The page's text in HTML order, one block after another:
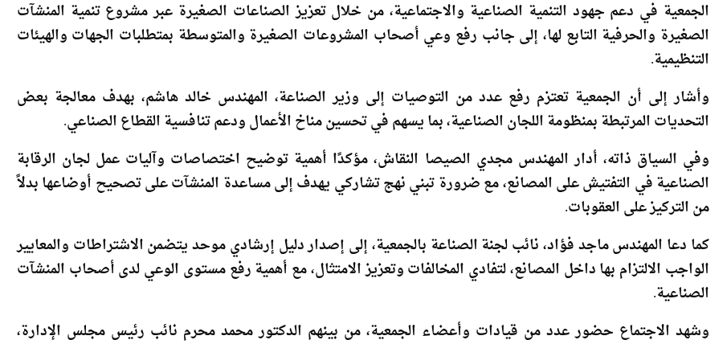
من جانبه، رحّب محمد هنو، رئيس مجلس إدارة جمعية رجال أعمال إسكندرية، بممثلي هيئة الرقابة الصناعية، مؤكدًا دور
الجمعية في دعم جهود التنمية الصناعية والاجتماعية، من خلال تعزيز الصناعات الصغيرة عبر مشروع تنمية المنشآت
الصغيرة والحرفية التابع لها، إلى جانب رفع وعي أصحاب المشروعات الصغيرة والمتوسطة بمتطلبات الجهات والهيئات
التنظيمية.
وأشار إلى أن الجمعية تعتزم رفع عدد من التوصيات إلى وزير الصناعة، المهندس خالد هاشم، بهدف معالجة بعض
التحديات المرتبطة بمنظومة اللجان الصناعية، بما يسهم في تحسين مناخ الأعمال ودعم تنافسية القطاع الصناعي.
وفي السياق ذاته، أدار المهندس مجدي الصيصا النقاش، مؤكدًا أهمية توضيح اختصاصات وآليات عمل لجان الرقابة
الصناعية في التفتيش على المصانع، مع ضرورة تبني نهج تشاركي يهدف إلى مساعدة المنشآت على تصحيح أوضاعها بدلاً
من التركيز على العقوبات.
كما دعا المهندس ماجد فؤاد، نائب لجنة الصناعة بالجمعية، إلى إصدار دليل إرشادي موحد يتضمن الاشتراطات والمعايير
الواجب الالتزام بها داخل المصانع، لتفادي المخالفات وتعزيز الامتثال، مع أهمية رفع مستوى الوعي لدى أصحاب المنشآت
الصناعية.